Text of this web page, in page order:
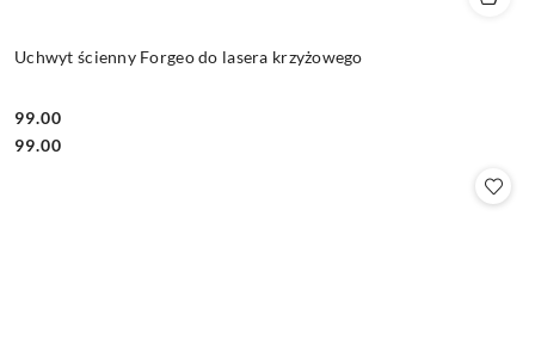
Uchwyt ścienny Forgeo do lasera krzyżowego
Cena:
99.00
Cena:
99.00